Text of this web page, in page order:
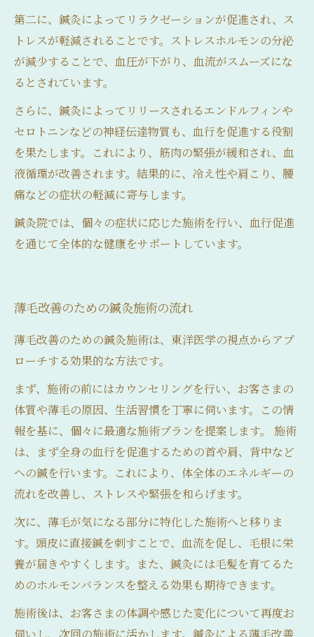
第二に、鍼灸によってリラクゼーションが促進され、ス
トレスが軽減されることです。ストレスホルモンの分泌
が減少することで、血圧が下がり、血流がスムーズにな
るとされています。
さらに、鍼灸によってリリースされるエンドルフィンや
セロトニンなどの神経伝達物質も、血行を促進する役割
を果たします。これにより、筋肉の緊張が緩和され、血
液循環が改善されます。結果的に、冷え性や肩こり、腰
痛などの症状の軽減に寄与します。
鍼灸院では、個々の症状に応じた施術を行い、血行促進
を通じて全体的な健康をサポートしています。
薄毛改善のための鍼灸施術の流れ
薄毛改善のための鍼灸施術は、東洋医学の視点からアプ
ローチする効果的な方法です。
まず、施術の前にはカウンセリングを行い、お客さまの
体質や薄毛の原因、生活習慣を丁寧に伺います。この情
報を基に、個々に最適な施術プランを提案します。 施術
は、まず全身の血行を促進するための首や肩、背中など
への鍼を行います。これにより、体全体のエネルギーの
流れを改善し、ストレスや緊張を和らげます。
次に、薄毛が気になる部分に特化した施術へと移りま
す。頭皮に直接鍼を刺すことで、血流を促し、毛根に栄
養が届きやすくします。また、鍼灸には毛髪を育てるた
めのホルモンバランスを整える効果も期待できます。
施術後は、お客さまの体調や感じた変化について再度お